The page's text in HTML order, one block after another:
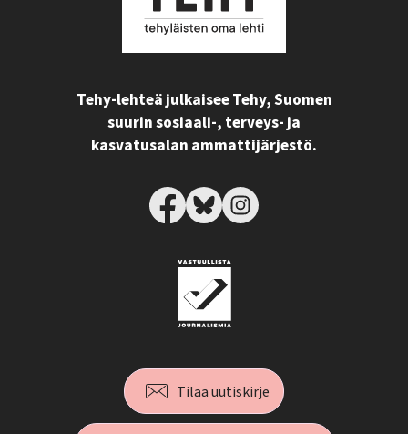
Tehy-lehteä julkaisee Tehy, Suomen
suurin sosiaali-, terveys- ja
kasvatusalan ammattijärjestö.
Tilaa uutiskirje